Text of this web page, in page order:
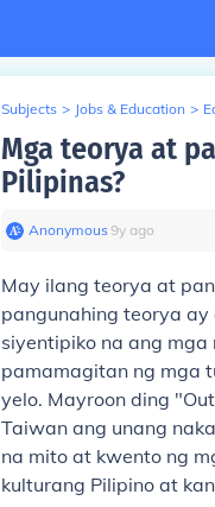
Subjects > Jobs & Education >
Mga teorya at
Pilipinas?
Anonymous∙9y ago
May ilang teorya at
pangunahing teorya
siyentipiko na ang
pamamagitan ng mga
yelo. Mayroon ding
Taiwan ang unang
na mito at kwento ng
kulturang Pilipino at